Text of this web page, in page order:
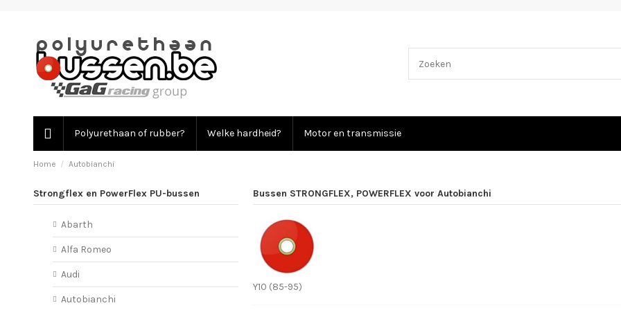
Polyurethaan of rubber? Welke hardheid? Motor en transmissie
Home Autobianchi
Bussen STRONGFLEX, POWERFLEX voor Autobianchi
Y10 (85-95)
Strongflex en PowerFlex PU-bussen
Abarth
Alfa Romeo
Audi
Autobianchi